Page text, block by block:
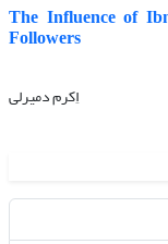
The Influence of
Followers
اِکرم دمیرلی